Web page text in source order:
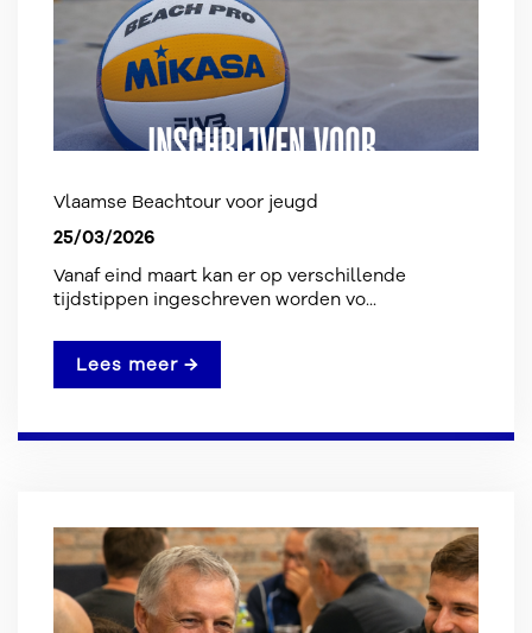
Vlaamse Beachtour voor jeugd
25/03/2026
Vanaf eind maart kan er op verschillende
tijdstippen ingeschreven worden vo...
Lees meer →